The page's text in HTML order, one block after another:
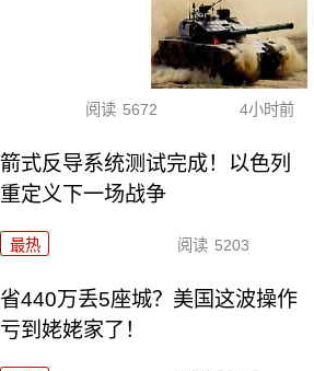
阅读 5672 4小时前
箭式反导系统测试完成！以色列
重定义下一场战争
最热 阅读 5203
省440万丢5座城？美国这波操作
亏到姥姥家了！